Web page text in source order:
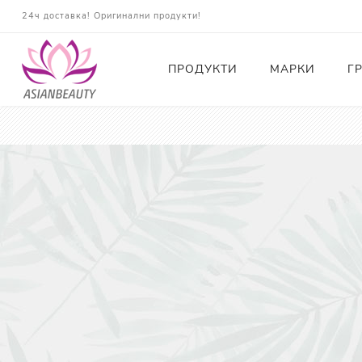
24ч доставка! Оригинални продукти!
ПРОДУКТИ МАРКИ